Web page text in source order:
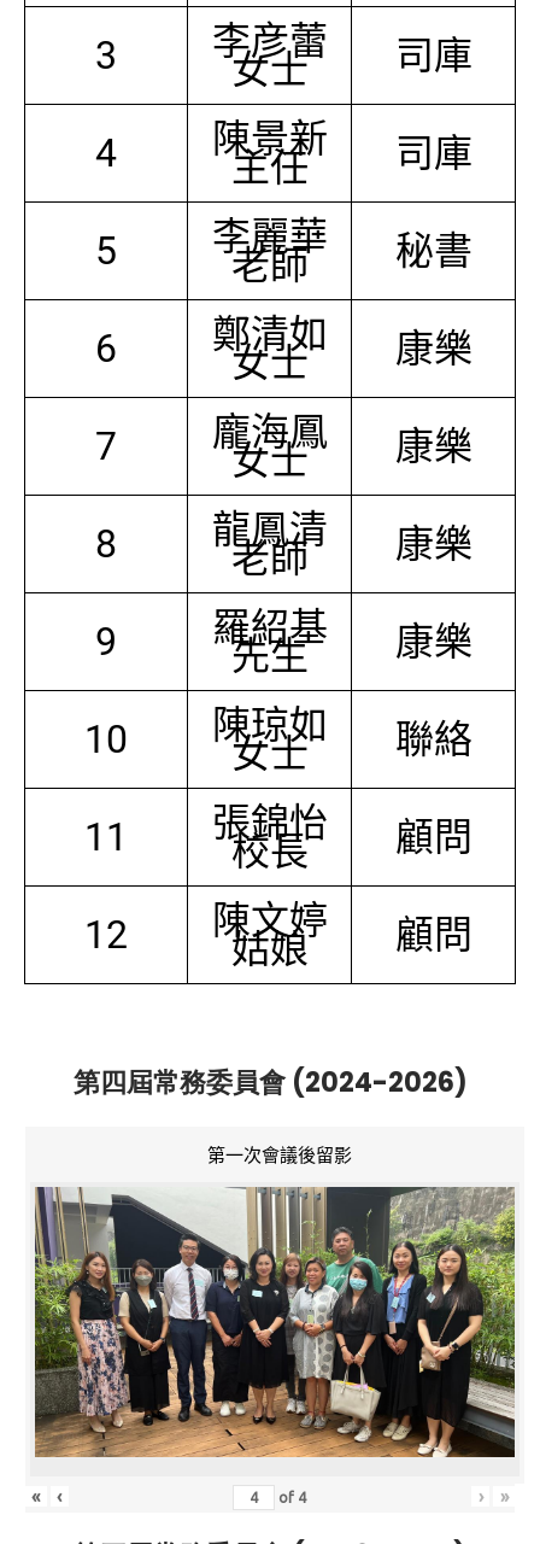
3 李彦蕾
女士 司庫
4 陳景新
主任 司庫
5 李麗華
老師 秘書
6 鄭清如
女士 康樂
7 龐海鳳
女士 康樂
8 龍鳳清
老師 康樂
9 羅紹基
先生 康樂
10 陳琼如
女士 聯絡
11 張錦怡
校長 顧問
12 陳文婷
姑娘 顧問
第四屆常務委員會 (2024-2026)
第一次會議後留影
« ‹ of 4 › »